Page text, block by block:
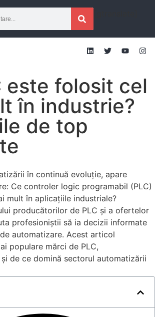
este folosit cel
în industrie?
de top
în continuă evoluție, apare
Ce controler logic programabil (PLC)
mult în aplicațiile industriale?
producătorilor de PLC și a ofertelor
profesioniștii să ia decizii informate
automatizare. Acest articol
populare mărci de PLC,
de ce domină sectorul automatizării